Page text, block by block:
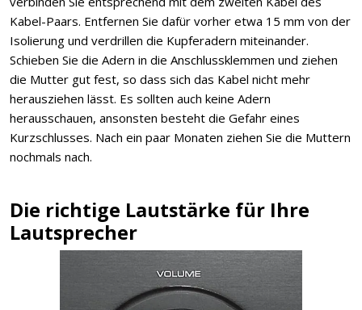
Kabel-Paars. Entfernen Sie dafür vorher etwa 15 mm von der
Isolierung und verdrillen die Kupferadern miteinander.
Schieben Sie die Adern in die Anschlussklemmen und ziehen
die Mutter gut fest, so dass sich das Kabel nicht mehr
herausziehen lässt. Es sollten auch keine Adern
herausschauen, ansonsten besteht die Gefahr eines
Kurzschlusses. Nach ein paar Monaten ziehen Sie die Muttern
nochmals nach.
Die richtige Lautstärke für Ihre
Lautsprecher